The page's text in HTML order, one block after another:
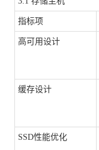
指标项
高可用设计
缓存设计
SSD性能优化